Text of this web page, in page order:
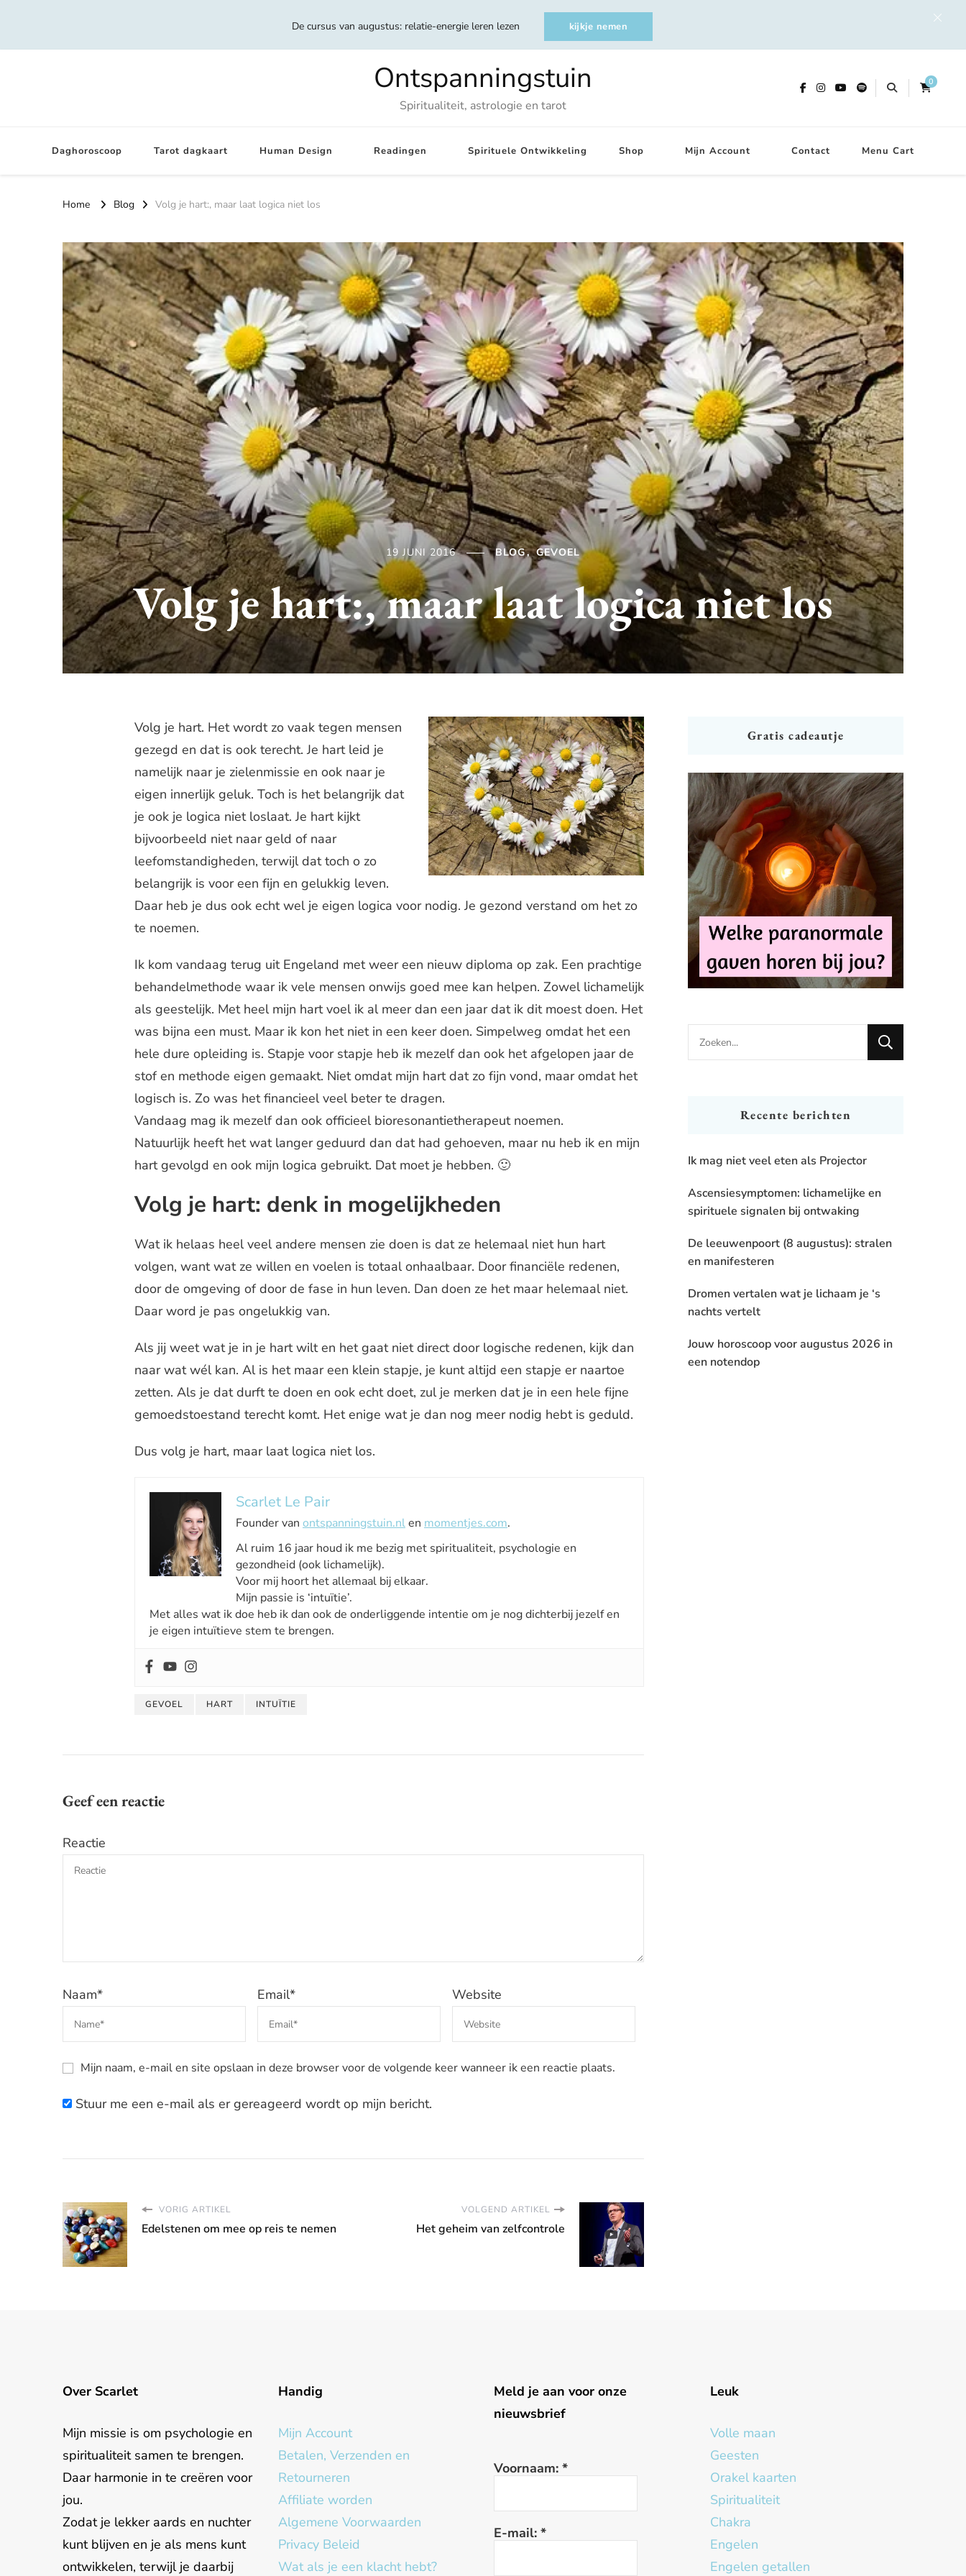
De cursus van augustus: relatie-energie leren lezen kijkje nemen
Ontspanningstuin
Spiritualiteit, astrologie en tarot
0
Daghoroscoop Tarot dagkaart Human Design Readingen Spirituele Ontwikkeling Shop Mijn Account Contact Menu Cart
Home Blog Volg je hart:, maar laat logica niet los
19 JUNI 2016 BLOG GEVOEL
Volg je hart:, maar laat logica niet los
Volg je hart. Het wordt zo vaak tegen mensen
gezegd en dat is ook terecht. Je hart leid je
namelijk naar je zielenmissie en ook naar je
eigen innerlijk geluk. Toch is het belangrijk dat
je ook je logica niet loslaat. Je hart kijkt
bijvoorbeeld niet naar geld of naar
leefomstandigheden, terwijl dat toch o zo
belangrijk is voor een fijn en gelukkig leven.
Daar heb je dus ook echt wel je eigen logica voor nodig. Je gezond verstand om het zo
te noemen.
Ik kom vandaag terug uit Engeland met weer een nieuw diploma op zak. Een prachtige
behandelmethode waar ik vele mensen onwijs goed mee kan helpen. Zowel lichamelijk
als geestelijk. Met heel mijn hart voel ik al meer dan een jaar dat ik dit moest doen. Het
was bijna een must. Maar ik kon het niet in een keer doen. Simpelweg omdat het een
hele dure opleiding is. Stapje voor stapje heb ik mezelf dan ook het afgelopen jaar de
stof en methode eigen gemaakt. Niet omdat mijn hart dat zo fijn vond, maar omdat het
logisch is. Zo was het financieel veel beter te dragen.
Vandaag mag ik mezelf dan ook officieel bioresonantietherapeut noemen.
Natuurlijk heeft het wat langer geduurd dan dat had gehoeven, maar nu heb ik en mijn
hart gevolgd en ook mijn logica gebruikt. Dat moet je hebben. 🙂
Volg je hart: denk in mogelijkheden
Wat ik helaas heel veel andere mensen zie doen is dat ze helemaal niet hun hart
volgen, want wat ze willen en voelen is totaal onhaalbaar. Door financiële redenen,
door de omgeving of door de fase in hun leven. Dan doen ze het maar helemaal niet.
Daar word je pas ongelukkig van.
Als jij weet wat je in je hart wilt en het gaat niet direct door logische redenen, kijk dan
naar wat wél kan. Al is het maar een klein stapje, je kunt altijd een stapje er naartoe
zetten. Als je dat durft te doen en ook echt doet, zul je merken dat je in een hele fijne
gemoedstoestand terecht komt. Het enige wat je dan nog meer nodig hebt is geduld.
Dus volg je hart, maar laat logica niet los.
Scarlet Le Pair
Founder van ontspanningstuin.nlen momentjes.com.
Al ruim 16 jaar houd ik me bezig met spiritualiteit, psychologie en
gezondheid (ook lichamelijk).
Voor mij hoort het allemaal bij elkaar.
Mijn passie is ‘intuïtie’.
Met alles wat ik doe heb ik dan ook de onderliggende intentie om je nog dichterbij jezelf en
je eigen intuïtieve stem te brengen.
GEVOEL HART INTUÏTIE
Geef een reactie
Reactie
Naam* Email* Website
Mijn naam, e-mail en site opslaan in deze browser voor de volgende keer wanneer ik een reactie plaats.
Stuur me een e-mail als er gereageerd wordt op mijn bericht.
VORIG ARTIKEL
Edelstenen om mee op reis te nemen
VOLGEND ARTIKEL
Het geheim van zelfcontrole
Gratis cadeautje
Looking
for
Recente berichten
Ik mag niet veel eten als Projector
Ascensiesymptomen: lichamelijke en
spirituele signalen bij ontwaking
De leeuwenpoort (8 augustus): stralen
en manifesteren
Dromen vertalen wat je lichaam je ‘s
nachts vertelt
Jouw horoscoop voor augustus 2026 in
een notendop
Over Scarlet
Mijn missie is om psychologie en
spiritualiteit samen te brengen.
Daar harmonie in te creëren voor
jou.
Zodat je lekker aards en nuchter
kunt blijven en je als mens kunt
ontwikkelen, terwijl je daarbij
Handig
Mijn Account
Betalen, Verzenden en
Retourneren
Affiliate worden
Algemene Voorwaarden
Privacy Beleid
Wat als je een klacht hebt?
Meld je aan voor onze
nieuwsbrief
Voornaam:*
E-mail:*
Leuk
Volle maan
Geesten
Orakel kaarten
Spiritualiteit
Chakra
Engelen
Engelen getallen